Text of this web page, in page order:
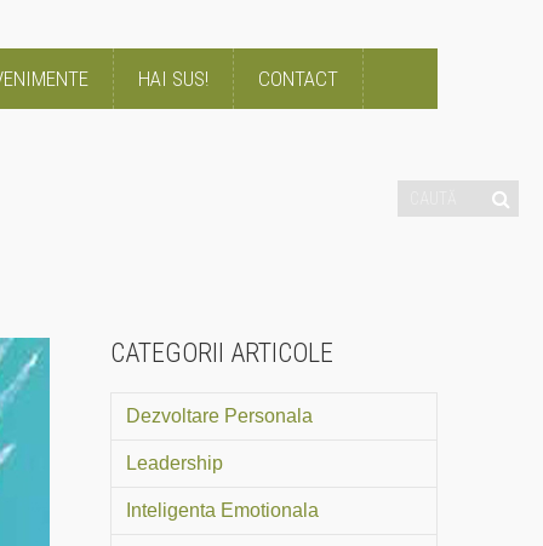
HAI SUS! CONTACT
CATEGORII ARTICOLE
Dezvoltare Personala
Leadership
Inteligenta Emotionala